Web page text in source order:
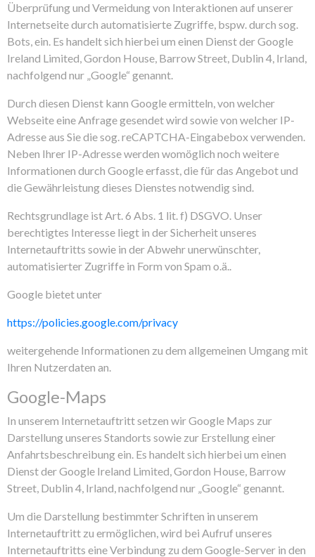
Überprüfung und Vermeidung von Interaktionen auf unserer
Internetseite durch automatisierte Zugriffe, bspw. durch sog.
Bots, ein. Es handelt sich hierbei um einen Dienst der Google
Ireland Limited, Gordon House, Barrow Street, Dublin 4, Irland,
nachfolgend nur „Google“ genannt.
Durch diesen Dienst kann Google ermitteln, von welcher
Webseite eine Anfrage gesendet wird sowie von welcher IP-
Adresse aus Sie die sog. reCAPTCHA-Eingabebox verwenden.
Neben Ihrer IP-Adresse werden womöglich noch weitere
Informationen durch Google erfasst, die für das Angebot und
die Gewährleistung dieses Dienstes notwendig sind.
Rechtsgrundlage ist Art. 6 Abs. 1 lit. f) DSGVO. Unser
berechtigtes Interesse liegt in der Sicherheit unseres
Internetauftritts sowie in der Abwehr unerwünschter,
automatisierter Zugriffe in Form von Spam o.ä..
Google bietet unter
https://policies.google.com/privacy
weitergehende Informationen zu dem allgemeinen Umgang mit
Ihren Nutzerdaten an.
Google-Maps
In unserem Internetauftritt setzen wir Google Maps zur
Darstellung unseres Standorts sowie zur Erstellung einer
Anfahrtsbeschreibung ein. Es handelt sich hierbei um einen
Dienst der Google Ireland Limited, Gordon House, Barrow
Street, Dublin 4, Irland, nachfolgend nur „Google“ genannt.
Um die Darstellung bestimmter Schriften in unserem
Internetauftritt zu ermöglichen, wird bei Aufruf unseres
Internetauftritts eine Verbindung zu dem Google-Server in den